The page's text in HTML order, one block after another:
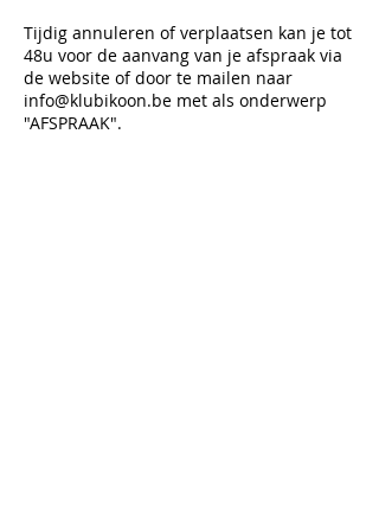
Tijdig annuleren of verplaatsen kan je tot
48u voor de aanvang van je afspraak via
de website of door te mailen naar
info@klubikoon.be met als onderwerp
"AFSPRAAK".